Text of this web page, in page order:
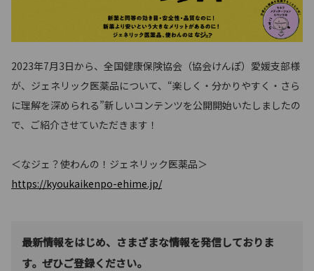
2023年7月3日から、全国健康保険協会（協会けんぽ）愛媛支部様
が、ジェネリック医薬品について、“楽しく・分かりやすく・さら
に理解を深められる”新しいコンテンツを公開開始いたしましたの
で、ご紹介させていただきます！
＜なジェ？使わんの！ジェネリック医薬品＞
https://kyoukaikenpo-ehime.jp/
最新情報をはじめ、さまざまな情報を発信しておりま
す。ぜひご登録ください。